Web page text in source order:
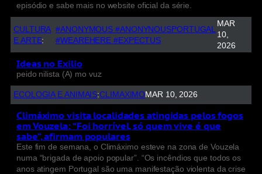
episódio e sabe mais no website oficial da série.
CULTURA
E ARTE:
#ANONYMOUS #ANONYNOUSPORTUGAL
#WEAREHERE #EXPECTUS
MAR
10,
2026
Ideas no Exilio
peido nilista (A) mo vuz
ECOLOGIA E ANIMAIS:CLIMAXIMOMAR 10, 2026
Climáximo visita localidades atingidas pelos fogos
em Vouzela: “Foi horrível, só quem vive é que
sabe”, afirmam populares
Este fim de semana, o Climáximo esteve na zona de Vouzela
numa “brigada de apoio popular”. “Os incêndios que todos os
anos atingem Portugal são uma manifestação violenta da crise